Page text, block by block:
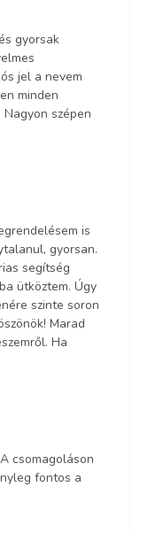
gyorsak
jel a nevem
minden
szépen
5 csillag.
is
gyorsan.
segítség
ütköztem. Úgy
szinte soron
Marad
Ha
5 csillag.
csomagoláson
fontos a